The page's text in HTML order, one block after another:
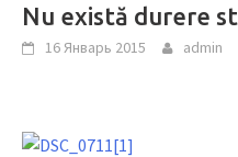
Nu există durere
16 Январь 2015 admin